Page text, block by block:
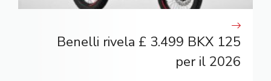
Benelli rivela £ 3.499 BKX 125
per il 2026